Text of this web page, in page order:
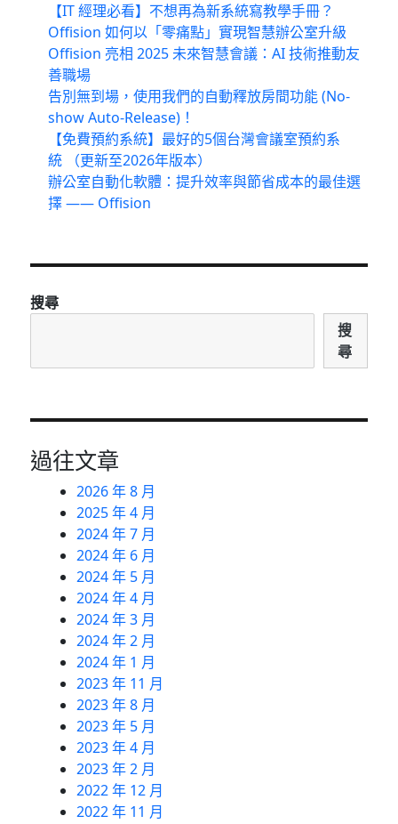
【IT 經理必看】不想再為新系統寫教學手冊？
Offision 如何以「零痛點」實現智慧辦公室升級
Offision 亮相 2025 未來智慧會議：AI 技術推動友
善職場
告別無到場，使用我們的自動釋放房間功能 (No-
show Auto-Release)！
【免費預約系統】最好的5個台灣會議室預約系
統 （更新至2026年版本）
辦公室自動化軟體：提升效率與節省成本的最佳選
擇 —— Offision
搜尋
搜
尋
過往文章
2026 年 8 月
2025 年 4 月
2024 年 7 月
2024 年 6 月
2024 年 5 月
2024 年 4 月
2024 年 3 月
2024 年 2 月
2024 年 1 月
2023 年 11 月
2023 年 8 月
2023 年 5 月
2023 年 4 月
2023 年 2 月
2022 年 12 月
2022 年 11 月